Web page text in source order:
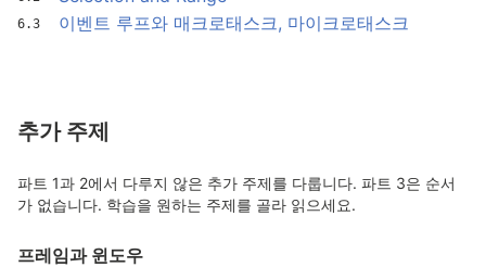
이벤트 루프와 매크로태스크, 마이크로태스크
추가 주제
파트 1과 2에서 다루지 않은 추가 주제를 다룹니다. 파트 3은 순서
가 없습니다. 학습을 원하는 주제를 골라 읽으세요.
프레임과 윈도우